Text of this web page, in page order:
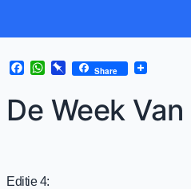
Facebook
WhatsApp
Pinboard
Share
De Week
Editie 4: